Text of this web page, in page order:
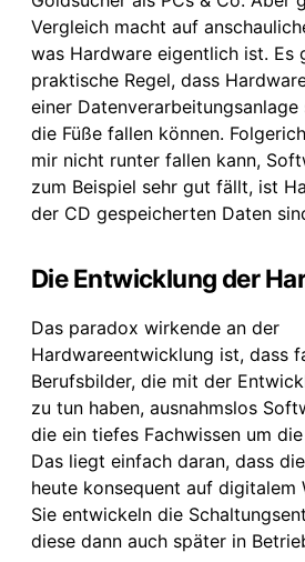
Vergleich macht auf
was Hardware eigentlich ist. Es
praktische Regel, dass
einer
die Füße fallen können.
mir nicht runter fallen kann,
zum Beispiel sehr gut fällt, ist
der CD gespeicherten Daten
Die Entwicklung der
Das paradox wirkende an der
Hardwareentwicklung ist, dass
Berufsbilder, die mit der
zu tun haben, ausnahmslos
die ein tiefes Fachwissen um
Das liegt einfach daran, dass
heute konsequent auf digitalem
Sie entwickeln die
diese dann auch später in